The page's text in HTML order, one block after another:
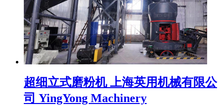
超细立式磨粉机 上海英用机械有限公
司 YingYong Machinery